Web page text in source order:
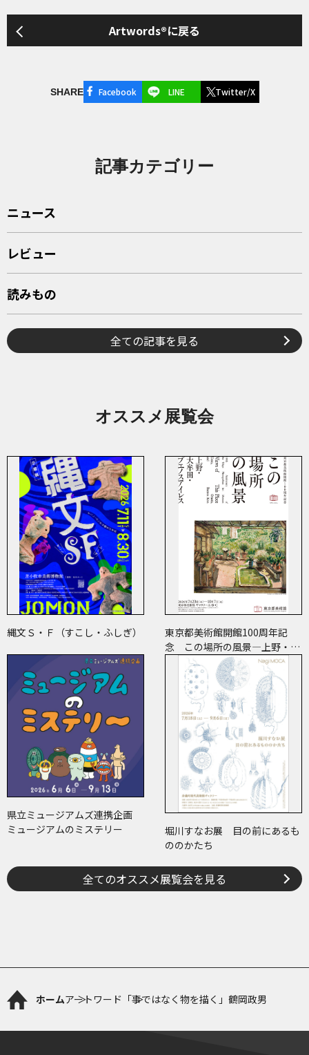
Artwords®に戻る
SHARE Facebook LINE Twitter/X
記事カテゴリー
ニュース
レビュー
読みもの
全ての記事を見る
オススメ展覧会
縄文Ｓ・Ｆ（すこし・ふしぎ）
東京都美術館開館100周年記
念 この場所の風景―上野・大
牟田・ブエノスアイレス
県立ミュージアムズ連携企画
ミュージアムのミステリー
堀川すなお展 目の前にあるも
ののかたち
全てのオススメ展覧会を見る
ホームアートワード 「事ではなく物を描く」鶴岡政男